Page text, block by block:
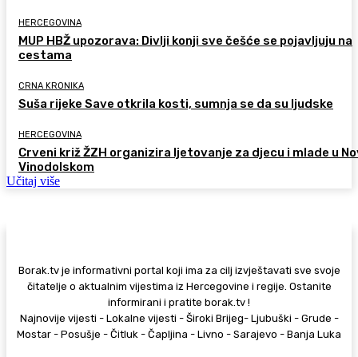
HERCEGOVINA
MUP HBŽ upozorava: Divlji konji sve češće se pojavljuju na
cestama
CRNA KRONIKA
Suša rijeke Save otkrila kosti, sumnja se da su ljudske
HERCEGOVINA
Crveni križ ŽZH organizira ljetovanje za djecu i mlade u
Vinodolskom
Učitaj više
Borak.tv je informativni portal koji ima za cilj izvještavati sve svoje
čitatelje o aktualnim vijestima iz Hercegovine i regije. Ostanite
informirani i pratite borak.tv !
Najnovije vijesti - Lokalne vijesti - Široki Brijeg- Ljubuški - Grude -
Mostar - Posušje - Čitluk - Čapljina - Livno - Sarajevo - Banja Luka